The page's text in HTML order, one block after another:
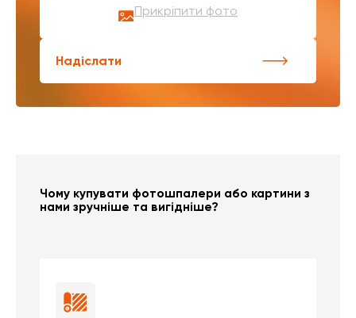
Прикріпити фото
Надіслати
Чому купувати фотошпалери або картини з
нами зручніше та вигідніше?